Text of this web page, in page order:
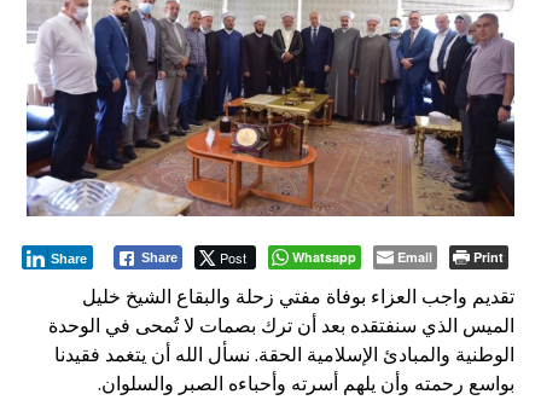
Share Post
Share Whatsapp Email Print
تقديم واجب العزاء بوفاة مفتي زحلة والبقاع الشيخ خليل
الميس الذي سنفتقده بعد أن ترك بصمات لا تُمحى في الوحدة
الوطنية والمبادئ الإسلامية الحقة. نسأل الله أن يتغمد فقيدنا
بواسع رحمته وأن يلهم أسرته وأحباءه الصبر والسلوان.